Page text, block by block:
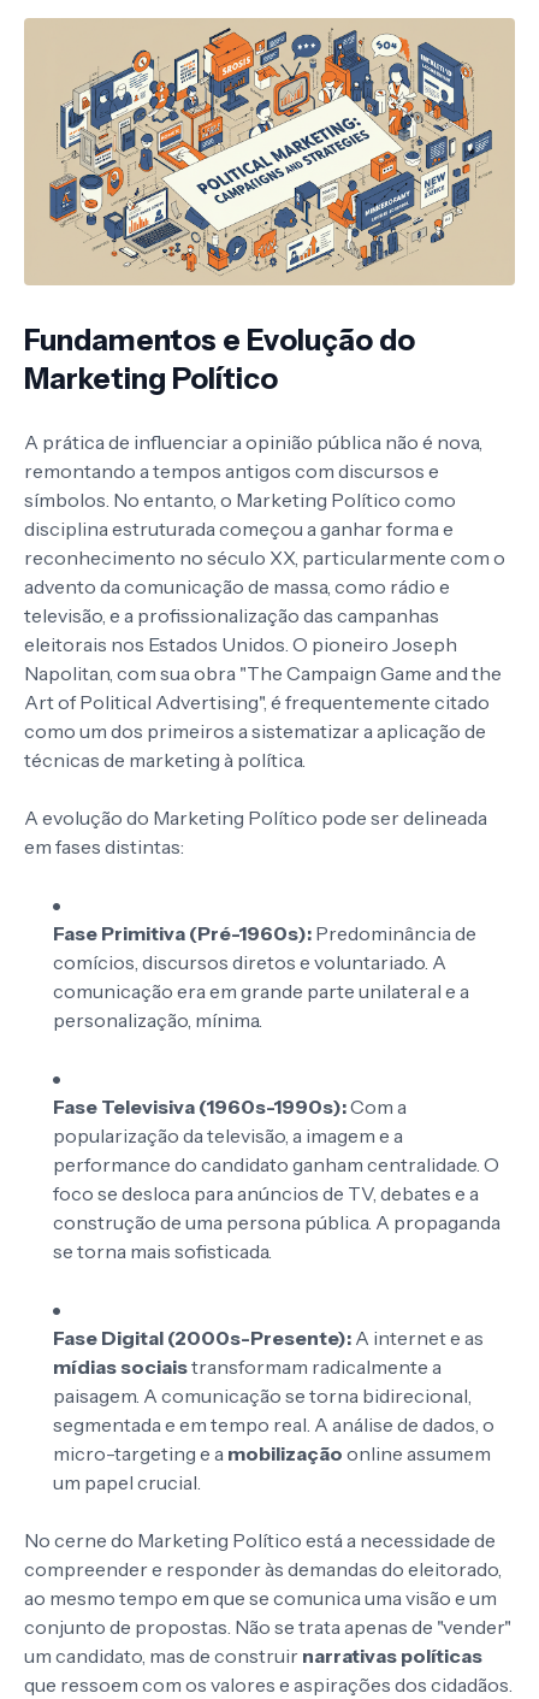
Fundamentos e Evolução do
Marketing Político
A prática de influenciar a opinião pública não é nova,
remontando a tempos antigos com discursos e
símbolos. No entanto, o Marketing Político como
disciplina estruturada começou a ganhar forma e
reconhecimento no século XX, particularmente com o
advento da comunicação de massa, como rádio e
televisão, e a profissionalização das campanhas
eleitorais nos Estados Unidos. O pioneiro Joseph
Napolitan, com sua obra "The Campaign Game and the
Art of Political Advertising", é frequentemente citado
como um dos primeiros a sistematizar a aplicação de
técnicas de marketing à política.
A evolução do Marketing Político pode ser delineada
em fases distintas:
Fase Primitiva (Pré-1960s): Predominância de
comícios, discursos diretos e voluntariado. A
comunicação era em grande parte unilateral e a
personalização, mínima.
Fase Televisiva (1960s-1990s):Com a
popularização da televisão, a imagem e a
performance do candidato ganham centralidade. O
foco se desloca para anúncios de TV, debates e a
construção de uma persona pública. A propaganda
se torna mais sofisticada.
Fase Digital (2000s-Presente): A internet e as
mídias sociaistransformam radicalmente a
paisagem. A comunicação se torna bidirecional,
segmentada e em tempo real. A análise de dados, o
micro-targeting e a mobilização online assumem
um papel crucial.
No cerne do Marketing Político está a necessidade de
compreender e responder às demandas do eleitorado,
ao mesmo tempo em que se comunica uma visão e um
conjunto de propostas. Não se trata apenas de "vender"
um candidato, mas de construir narrativas políticas
que ressoem com os valores e aspirações dos cidadãos.